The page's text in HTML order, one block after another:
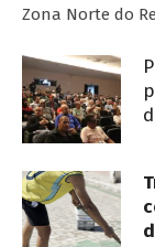
Zona Norte do